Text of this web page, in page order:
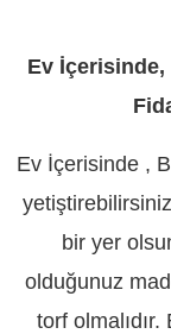
Ev İçerisinde,
Ev İçerisinde ,
bir yer
olduğunuz
torf